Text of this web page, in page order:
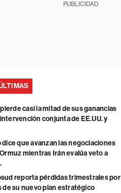
PUBLICIDAD
casi la mitad de sus ganancias
conjunta de EE.UU. y
dice que avanzan las negociaciones
mientras Irán evalúa veto a
reporta pérdidas trimestrales por
de su nuevo plan estratégico